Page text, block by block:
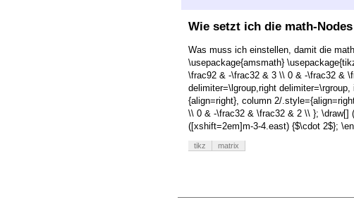
Wie setzt ich die math-
Was muss ich einstellen, damit die
\usepackage{amsmath}
\frac92 & -\frac32 & 3 \\ 0 & -\frac32 &
delimiter=\lgroup,right
{align=right}, column 2/
\\ 0 & -\frac32 & \frac32 & 2 \\ }; \draw[]
([xshift=2em]m-3-4.east) {$\cdot 2$};
tikz matrix